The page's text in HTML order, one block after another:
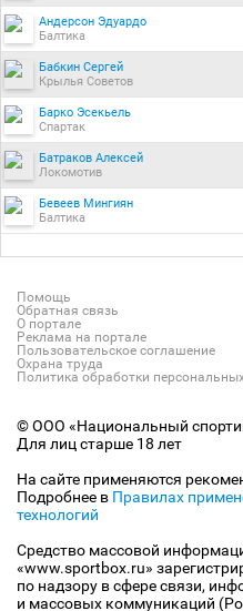
Андерсон Эдуардо
Балтика
Бабкин Сергей
Крылья Советов
Барко Эсекьель
Спартак
Батраков Алексей
Локомотив
Бевеев Мингиян
Балтика
Помощь
Обратная связь
О портале
Реклама на портале
Пользовательское соглашение
Охрана труда
Политика обработки
© ООО «Национальный
Для лиц старше 18 лет
На сайте применяются
Подробнее в Правилах
технологий
Средство массовой
«www.sportbox.ru»
по надзору в сфере связи,
и массовых коммуникаций